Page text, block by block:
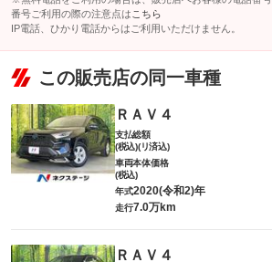
番号ご利用の際の注意点は こちら
IP電話、ひかり電話からはご利用いただけません。
この販売店の同一車種
ＲＡＶ４
支払総額
(税込)(リ済込)
車両本体価格
(税込)
年式2020(令和2)年
走行7.0万km
ＲＡＶ４